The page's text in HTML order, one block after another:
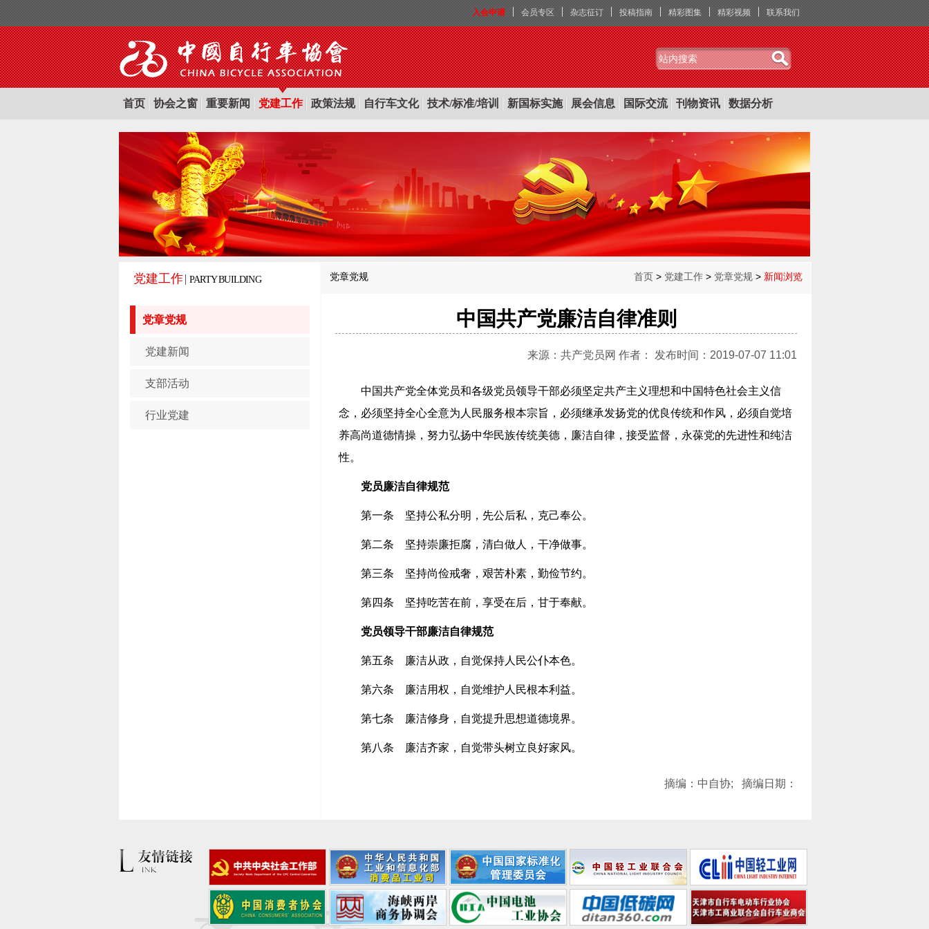
入会申请 会员专区 杂志征订 投稿指南 精彩图集 精彩视频 联系我们
首页 协会之窗 重要新闻 党建工作 政策法规 自行车文化 技术/标准/培训 新国标实施 展会信息 国际交流 刊物资讯 数据分析
党建工作 PARTY BUILDING
党章党规
党建新闻
支部活动
行业党建
党章党规 首页 > 党建工作 > 党章党规 > 新闻浏览
中国共产党廉洁自律准则
来源：共产党员网 作者： 发布时间：2019-07-07 11:01
中国共产党全体党员和各级党员领导干部必须坚定共产主义理想和中国特色社会主义信
念，必须坚持全心全意为人民服务根本宗旨，必须继承发扬党的优良传统和作风，必须自觉培
养高尚道德情操，努力弘扬中华民族传统美德，廉洁自律，接受监督，永葆党的先进性和纯洁
性。
党员廉洁自律规范
第一条 坚持公私分明，先公后私，克己奉公。
第二条 坚持崇廉拒腐，清白做人，干净做事。
第三条 坚持尚俭戒奢，艰苦朴素，勤俭节约。
第四条 坚持吃苦在前，享受在后，甘于奉献。
党员领导干部廉洁自律规范
第五条 廉洁从政，自觉保持人民公仆本色。
第六条 廉洁用权，自觉维护人民根本利益。
第七条 廉洁修身，自觉提升思想道德境界。
第八条 廉洁齐家，自觉带头树立良好家风。
摘编：中自协; 摘编日期：